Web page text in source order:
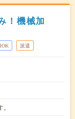
！機械加
OK 派遣